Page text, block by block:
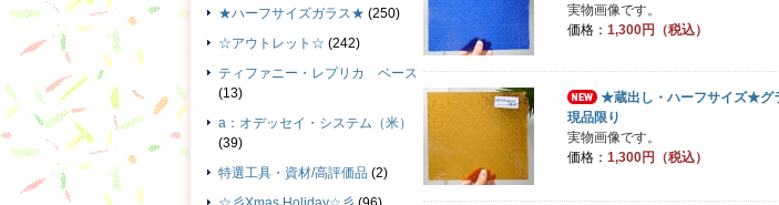
実物画像です。
価格： 1,300円（税込）
★蔵出し・ハーフサイズ★
現品限り
実物画像です。
価格： 1,300円（税込）
★ハーフサイズガラス★ (250)
☆アウトレット☆ (242)
ティファニー・レプリカ ベース
(13)
a：オデッセイ・システム（米）
(39)
特選工具・資材/高評価品 (2)